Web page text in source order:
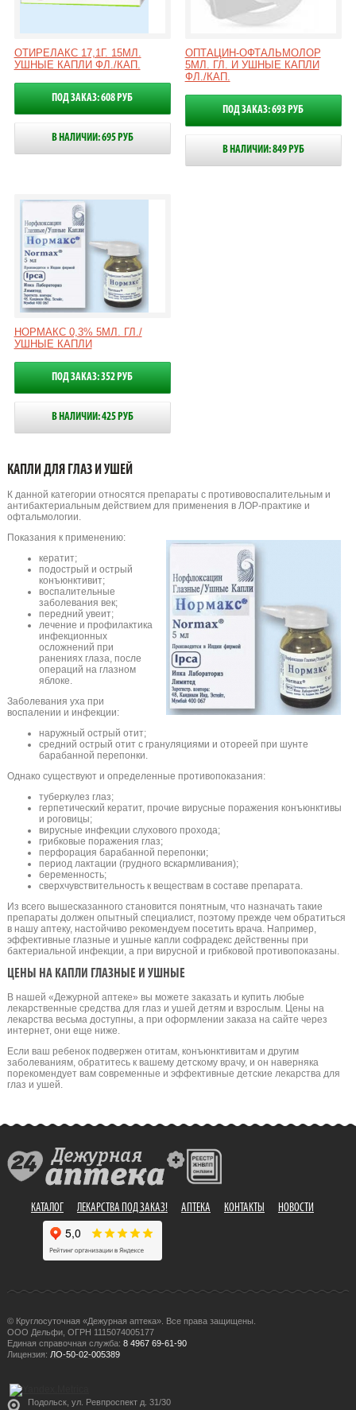
ОТИРЕЛАКС 17,1Г. 15МЛ.
УШНЫЕ КАПЛИ ФЛ./КАП.
ПОД ЗАКАЗ: 608 РУБ
В НАЛИЧИИ: 695 РУБ
ОПТАЦИН-ОФТАЛЬМОЛОР
5МЛ. ГЛ. И УШНЫЕ КАПЛИ
ФЛ./КАП.
ПОД ЗАКАЗ: 693 РУБ
В НАЛИЧИИ: 849 РУБ
НОРМАКС 0,3% 5МЛ. ГЛ./
УШНЫЕ КАПЛИ
ПОД ЗАКАЗ: 352 РУБ
В НАЛИЧИИ: 425 РУБ
КАПЛИ ДЛЯ ГЛАЗ И УШЕЙ
К данной категории относятся препараты с противовоспалительным и
антибактериальным действием для применения в ЛОР-практике и
офтальмологии.
Показания к применению:
кератит;
подострый и острый
конъюнктивит;
воспалительные
заболевания век;
передний увеит;
лечение и профилактика
инфекционных
осложнений при
ранениях глаза, после
операций на глазном
яблоке.
Заболевания уха при
воспалении и инфекции:
наружный острый отит;
средний острый отит с грануляциями и отореей при шунте
барабанной перепонки.
Однако существуют и определенные противопоказания:
туберкулез глаз;
герпетический кератит, прочие вирусные поражения конъюнктивы
и роговицы;
вирусные инфекции слухового прохода;
грибковые поражения глаз;
перфорация барабанной перепонки;
период лактации (грудного вскармливания);
беременность;
сверхчувствительность к веществам в составе препарата.
Из всего вышесказанного становится понятным, что назначать такие
препараты должен опытный специалист, поэтому прежде чем обратиться
в нашу аптеку, настойчиво рекомендуем посетить врача. Например,
эффективные глазные и ушные капли софрадекс действенны при
бактериальной инфекции, а при вирусной и грибковой противопоказаны.
ЦЕНЫ НА КАПЛИ ГЛАЗНЫЕ И УШНЫЕ
В нашей «Дежурной аптеке» вы можете заказать и купить любые
лекарственные средства для глаз и ушей детям и взрослым. Цены на
лекарства весьма доступны, а при оформлении заказа на сайте через
интернет, они еще ниже.
Если ваш ребенок подвержен отитам, конъюнктивитам и другим
заболеваниям, обратитесь к вашему детскому врачу, и он наверняка
порекомендует вам современные и эффективные детские лекарства для
глаз и ушей.
КАТАЛОГ ЛЕКАРСТВА ПОД ЗАКАЗ! АПТЕКА КОНТАКТЫ НОВОСТИ
© Круглосуточная «Дежурная аптека». Все права защищены.
ООО Дельфи, ОГРН 1115074005177
Единая справочная служба: 8 4967 69-61-90
Лицензия: ЛО-50-02-005389
Подольск, ул. Ревпроспект д. 31/30